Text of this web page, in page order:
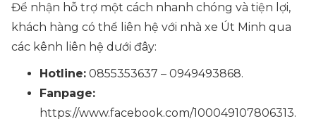
Để nhận hỗ trợ một cách nhanh chóng và tiện lợi,
khách hàng có thể liên hệ với nhà xe Út Minh qua
các kênh liên hệ dưới đây:
Hotline: 0855353637 – 0949493868.
Fanpage:
https://www.facebook.com/100049107806313.